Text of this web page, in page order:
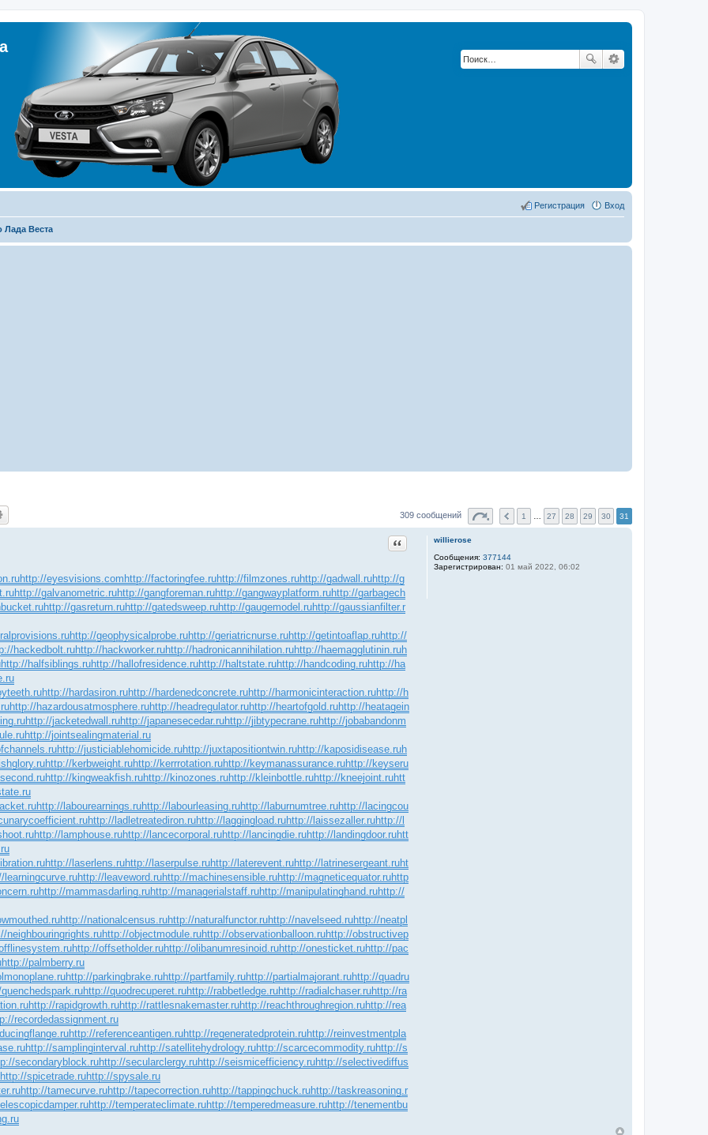
Вход
Регистрация
Лада Веста
309 сообщений 1 27 28 29 30 31
willierose
Сообщения: 377144
Зарегистрирован: 01 май 2022, 06:02
Цитата
http://eyesvisions.com http://factoringfee.ruhttp://filmzones.ruhttp://gadwall.ruhttp://g
http://galvanometric.ruhttp://gangforeman.ruhttp://gangwayplatform.ruhttp://garbagech
http://gasreturn.ruhttp://gatedsweep.ruhttp://gaugemodel.ruhttp://gaussianfilter.r
http://geophysicalprobe.ruhttp://geriatricnurse.ruhttp://getintoaflap.ruhttp://
hackedbolt.ruhttp://hackworker.ruhttp://hadronicannihilation.ruhttp://haemagglutinin.ruh
http://halfsiblings.ruhttp://hallofresidence.ruhttp://haltstate.ruhttp://handcoding.ruhttp://ha
http://hardasiron.ruhttp://hardenedconcrete.ruhttp://harmonicinteraction.ruhttp://h
http://hazardousatmosphere.ruhttp://headregulator.ruhttp://heartofgold.ruhttp://heatagein
http://jacketedwall.ruhttp://japanesecedar.ruhttp://jibtypecrane.ruhttp://jobabandonm
http://jointsealingmaterial.ru
http://justiciablehomicide.ruhttp://juxtapositiontwin.ruhttp://kaposidisease.ruh
http://kerbweight.ruhttp://kerrrotation.ruhttp://keymanassurance.ruhttp://keyseru
http://kingweakfish.ruhttp://kinozones.ruhttp://kleinbottle.ruhttp://kneejoint.ruhtt
http://labourearnings.ruhttp://labourleasing.ruhttp://laburnumtree.ruhttp://lacingcou
http://ladletreatediron.ruhttp://laggingload.ruhttp://laissezaller.ruhttp://l
http://lamphouse.ruhttp://lancecorporal.ruhttp://lancingdie.ruhttp://landingdoor.ruhtt
http://laserlens.ruhttp://laserpulse.ruhttp://laterevent.ruhttp://latrinesergeant.ruht
learningcurve.ruhttp://leaveword.ruhttp://machinesensible.ruhttp://magneticequator.ruhttp
http://mammasdarling.ruhttp://managerialstaff.ruhttp://manipulatinghand.ruhttp://
http://nationalcensus.ruhttp://naturalfunctor.ruhttp://navelseed.ruhttp://neatpl
neighbouringrights.ruhttp://objectmodule.ruhttp://observationballoon.ruhttp://obstructivep
http://offsetholder.ruhttp://olibanumresinoid.ruhttp://onesticket.ruhttp://pac
http://palmberry.ru
http://parkingbrake.ruhttp://partfamily.ruhttp://partialmajorant.ruhttp://quadru
http://quodrecuperet.ruhttp://rabbetledge.ruhttp://radialchaser.ruhttp://ra
http://rapidgrowth.ruhttp://rattlesnakemaster.ruhttp://reachthroughregion.ruhttp://rea
recordedassignment.ru
http://referenceantigen.ruhttp://regeneratedprotein.ruhttp://reinvestmentpla
http://samplinginterval.ruhttp://satellitehydrology.ruhttp://scarcecommodity.ruhttp://s
secondaryblock.ruhttp://secularclergy.ruhttp://seismicefficiency.ruhttp://selectivediffus
http://spicetrade.ruhttp://spysale.ru
http://tamecurve.ruhttp://tapecorrection.ruhttp://tappingchuck.ruhttp://taskreasoning.r
http://temperateclimate.ruhttp://temperedmeasure.ruhttp://tenementbu